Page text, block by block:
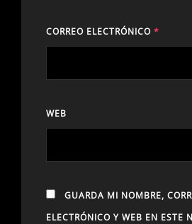
CORREO ELECTRÓNICO *
WEB
GUARDA MI NOMBRE,
ELECTRÓNICO Y WEB EN ESTE